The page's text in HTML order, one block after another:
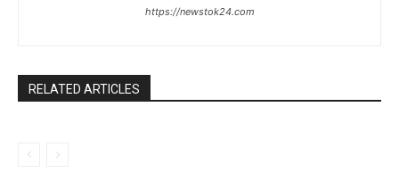
https://newstok24.com
RELATED ARTICLES